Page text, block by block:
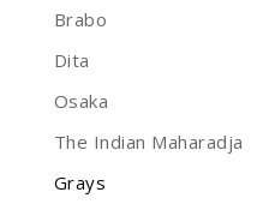
Brabo
Dita
Osaka
The Indian Maharadja
Grays